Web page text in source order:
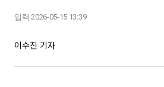
입력 2026-05-15 13:39
이수진 기자